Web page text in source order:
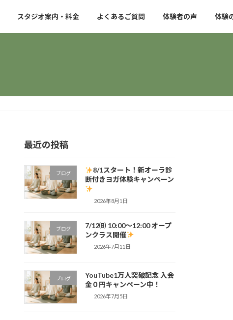
スタジオ案内・料金 よくあるご質問 体験者の声 体験
最近の投稿
ブログ
8/1スタート！新オーラ診
断付きヨガ体験キャンペーン
2026年8月1日
ブログ
7/12㈰ 10:00～12:00 オープ
ンクラス開催
2026年7月11日
ブログ
YouTube1万人突破記念 入会
金０円キャンペーン中！
2026年7月5日